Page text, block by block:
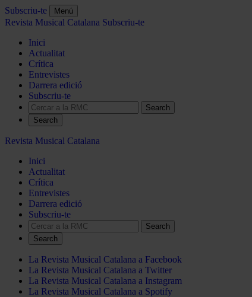
Subscriu-te Menú
Revista Musical Catalana Subscriu-te
Inici
Actualitat
Crítica
Entrevistes
Darrera edició
Subscriu-te
Search
Revista Musical Catalana
Inici
Actualitat
Crítica
Entrevistes
Darrera edició
Subscriu-te
Search
La Revista Musical Catalana a Facebook
La Revista Musical Catalana a Twitter
La Revista Musical Catalana a Instagram
La Revista Musical Catalana a Spotify